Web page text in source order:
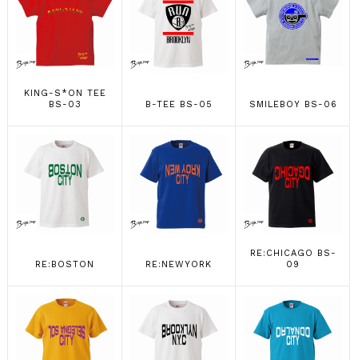
KING-S*ON TEE
BS-03
B-TEE BS-05 SMILEBOY BS-06
RE:BOSTON RE:NEWYORK
RE:CHICAGO BS-
09